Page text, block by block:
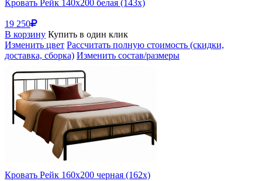
Кровать Рейк 140х200 белая (143x)
19 250
В корзину Купить в один клик
Изменить цвет Рассчитать полную стоимость (скидки,
доставка, сборка) Изменить состав/размеры
Кровать Рейк 160х200 черная (162x)